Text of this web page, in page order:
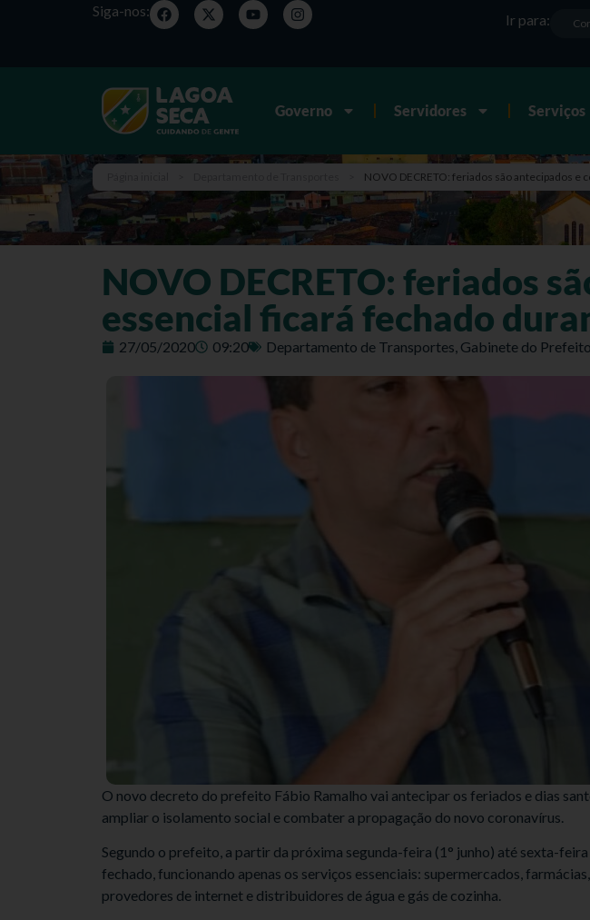
Siga-nos:
Ir para:
Governo Servidores Serviços
NOVO DECRETO: feriados são antecipados e
NOVO DECRETO: feriados
essencial ficará fechado
27/05/2020 09:20 Departamento de Transportes, Gabinete do Prefeito
O novo decreto do prefeito Fábio Ramalho vai antecipar os feriados e dias
ampliar o isolamento social e combater a propagação do novo coronavírus.
Segundo o prefeito, a partir da próxima segunda-feira (1° junho) até sexta-
fechado, funcionando apenas os serviços essenciais: supermercados,
provedores de internet e distribuidores de água e gás de cozinha.